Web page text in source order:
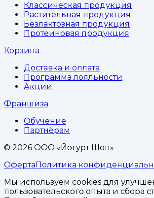
Классическая продукция
Растительная продукция
Безлактозная продукция
Протеиновая продукция
Корзина
Доставка и оплата
Программа лояльности
Акции
Франшиза
Обучение
Партнёрам
© 2026 ООО «Йогурт Шоп»
ОфертаПолитика
Мы используем cookies для
пользовательского опыта и сбора